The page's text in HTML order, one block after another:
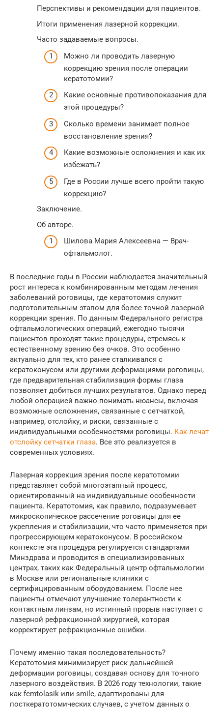
Перспективы и рекомендации для пациентов.
Итоги применения лазерной коррекции.
Часто задаваемые вопросы.
Можно ли проводить лазерную
коррекцию зрения после операции
кератотомии?
Какие основные противопоказания для
этой процедуры?
Сколько времени занимает полное
восстановление зрения?
Какие возможные осложнения и как их
избежать?
Где в России лучше всего пройти такую
коррекцию?
Заключение.
Об авторе.
Шилова Мария Алексеевна — Врач-
офтальмолог.
В последние годы в России наблюдается значительный
рост интереса к комбинированным методам лечения
заболеваний роговицы, где кератотомия служит
подготовительным этапом для более точной лазерной
коррекции зрения. По данным Федерального регистра
офтальмологических операций, ежегодно тысячи
пациентов проходят такие процедуры, стремясь к
естественному зрению без очков. Это особенно
актуально для тех, кто ранее сталкивался с
кератоконусом или другими деформациями роговицы,
где предварительная стабилизация формы глаза
позволяет добиться лучших результатов. Однако перед
любой операцией важно понимать нюансы, включая
возможные осложнения, связанные с сетчаткой,
например, отслойку, и риски, связанные с
индивидуальными особенностями роговицы. Как лечат
отслойку сетчатки глаза. Все это реализуется в
современных условиях.
Лазерная коррекция зрения после кератотомии
представляет собой многоэтапный процесс,
ориентированный на индивидуальные особенности
пациента. Кератотомия, как правило, подразумевает
микроскопическое рассечение роговицы для ее
укрепления и стабилизации, что часто применяется при
прогрессирующем кератоконусом. В российском
контексте эта процедура регулируется стандартами
Минздрава и проводится в специализированных
центрах, таких как Федеральный центр офтальмологии
в Москве или региональные клиники с
сертифицированным оборудованием. После нее
пациенты отмечают улучшение толерантности к
контактным линзам, но истинный прорыв наступает с
лазерной рефракционной хирургией, которая
корректирует рефракционные ошибки.
Почему именно такая последовательность?
Кератотомия минимизирует риск дальнейшей
деформации роговицы, создавая основу для точного
лазерного воздействия. В 2026 году технологии, такие
как femtolasik или smile, адаптированы для
посткератотомических случаев, с учетом данных о